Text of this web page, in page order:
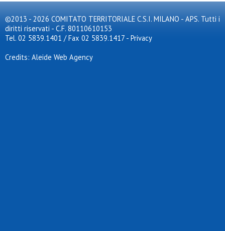
©2013 - 2026 COMITATO TERRITORIALE C.S.I. MILANO - APS. Tutti i
diritti riservati - C.F. 80110610153
Tel. 02 5839.1401 / Fax 02 5839.1417 - Privacy
Credits: Aleide Web Agency